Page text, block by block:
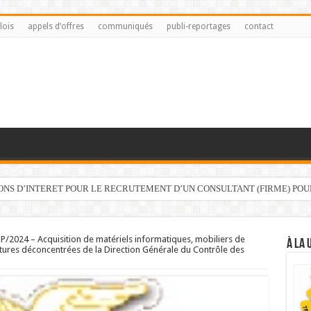
appels d’offres communiqués publi-reportages contact
D’INTERET POUR LE RECRUTEMENT D’UN CONSULTANT (FIRME)
2024 – Acquisition de matériels informatiques, mobiliers de
déconcentrées de la Direction Générale du Contrôle des
À LA